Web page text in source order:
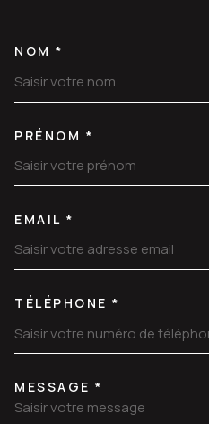
NOM *
PRÉNOM *
EMAIL *
TÉLÉPHONE *
MESSAGE *